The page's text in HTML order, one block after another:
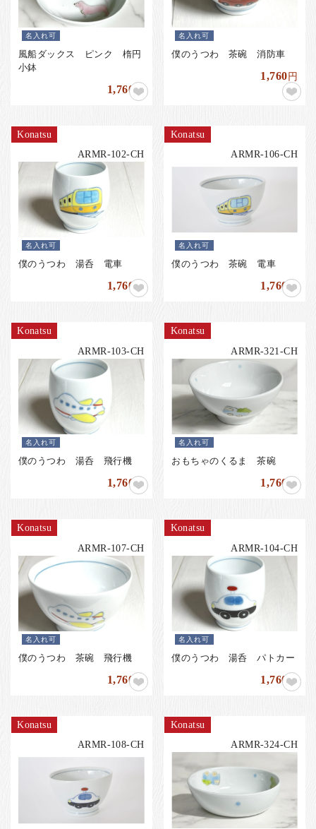
名入れ可
風船ダックス ピンク 楕円
小鉢
1,760円
名入れ可
僕のうつわ 茶碗 消防車
1,760円
Konatsu
ARMR-102-CH
名入れ可
僕のうつわ 湯呑 電車
1,760円
Konatsu
ARMR-106-CH
名入れ可
僕のうつわ 茶碗 電車
1,760円
Konatsu
ARMR-103-CH
名入れ可
僕のうつわ 湯呑 飛行機
1,760円
Konatsu
ARMR-321-CH
名入れ可
おもちゃのくるま 茶碗
1,760円
Konatsu
ARMR-107-CH
名入れ可
僕のうつわ 茶碗 飛行機
1,760円
Konatsu
ARMR-104-CH
名入れ可
僕のうつわ 湯呑 パトカー
1,760円
Konatsu
ARMR-108-CH
Konatsu
ARMR-324-CH